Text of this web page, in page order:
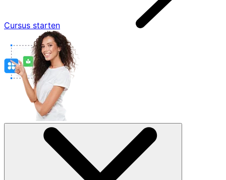
Cursus starten